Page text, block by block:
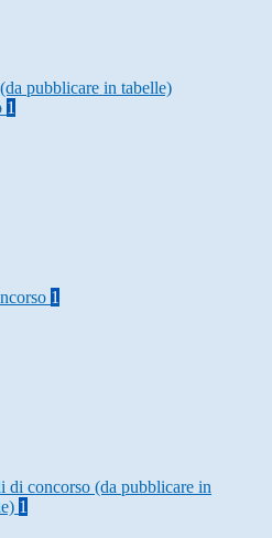
pubblicare in tabelle)
1
1
di concorso (da pubblicare in
1